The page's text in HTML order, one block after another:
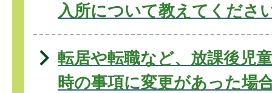
入所について教えてくださ
転居や転職など、放課後児
時の事項に変更があった場